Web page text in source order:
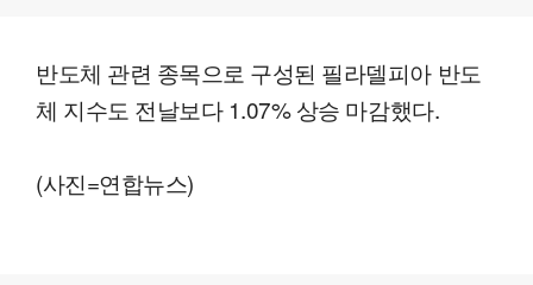
반도체 관련 종목으로 구성된 필라델피아 반도
체 지수도 전날보다 1.07% 상승 마감했다.
(사진=연합뉴스)